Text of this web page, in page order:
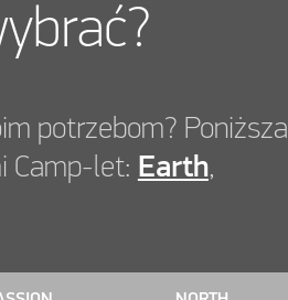
potrzebom? Poniższa
Camp-let: Earth,